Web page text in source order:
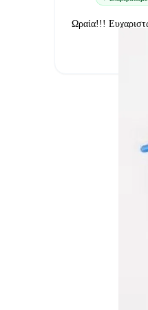
Επιλέγετε
παιδιού. Δεν
τις ανάγκες
2. Προσοχή στα
Αποφύγετε
σε διάκριση ή
ενισχύουν
3. Εξοπλισμός
Για
κατάλληλο
Εάν έχετε
Ωραία!!!